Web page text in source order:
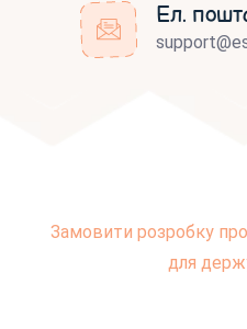
Ел.
Замовити розробку
для